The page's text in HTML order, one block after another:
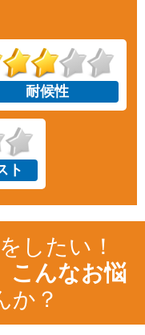
耐候性
ト
したい！
こんなお悩
か？